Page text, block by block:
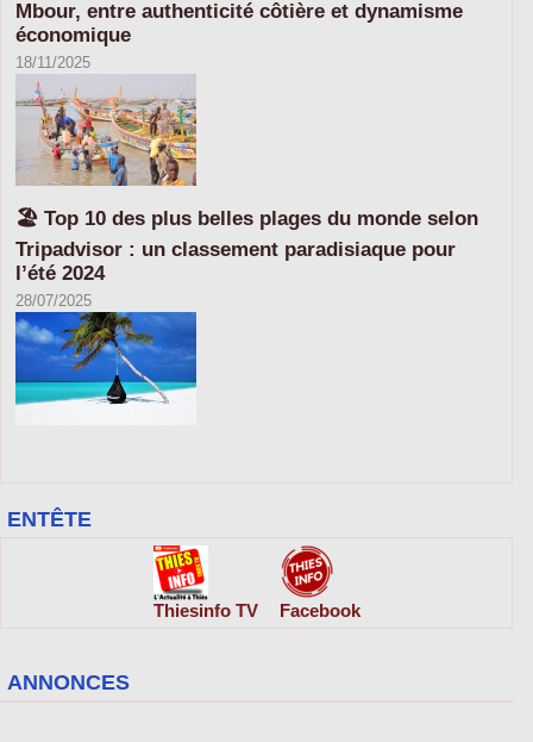
Mbour, entre authenticité côtière et dynamisme
économique
18/11/2025
🏖️ Top 10 des plus belles plages du monde selon
Tripadvisor : un classement paradisiaque pour
l’été 2024
28/07/2025
ENTÊTE
Thiesinfo TV Facebook
ANNONCES